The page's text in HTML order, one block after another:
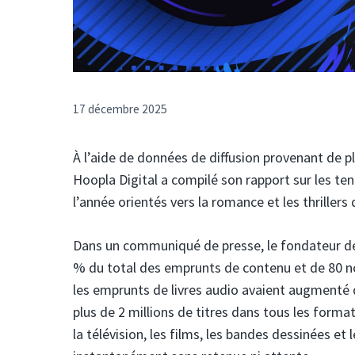
17 décembre 2025
À l’aide de données de diffusion provenant de
Hoopla Digital a compilé son rapport sur les
l’année orientés vers la romance et les thrillers
Dans un communiqué de presse, le fondateur
% du total des emprunts de contenu et de 80
les emprunts de livres audio avaient augmenté
plus de 2 millions de titres dans tous les
la télévision, les films, les bandes dessinées